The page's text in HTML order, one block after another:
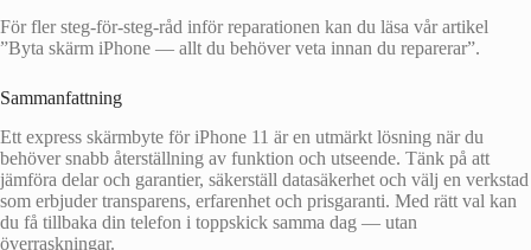
För fler steg-för-steg-råd inför reparationen kan du läsa vår artikel
”Byta skärm iPhone — allt du behöver veta innan du reparerar”.
Sammanfattning
Ett express skärmbyte för iPhone 11 är en utmärkt lösning när du
behöver snabb återställning av funktion och utseende. Tänk på att
jämföra delar och garantier, säkerställ datasäkerhet och välj en verkstad
som erbjuder transparens, erfarenhet och prisgaranti. Med rätt val kan
du få tillbaka din telefon i toppskick samma dag — utan
överraskningar.